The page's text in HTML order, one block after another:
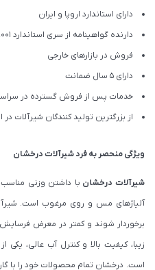
دارای استاندارد اروپا و ایران
دارنده گواهینامه از سری استاندارد ISO 9001
فروش در بازارهای خارجی
دارای 5 سال ضمانت
خدمات پس از فروش گسترده در
از بزرگترین تولید کنندگان شیرآلات در
ویژگی منحصر به فرد شیرآلات درخشان
شیرآلات درخشان با داشتن وزنی
آلیاژهای مس و روی مرغوب است.
برخوردار شوند و کمتر در معرض
زیبا، کیفیت بالا و کنترل آب عالی، یکی
است. درخشان تمام محصولات خود را با گارانتی و ضمانت